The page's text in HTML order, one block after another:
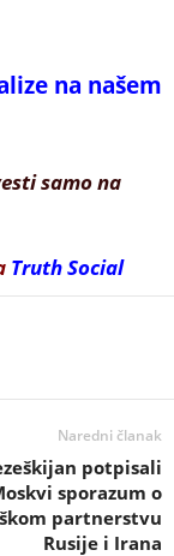
na našem
samo na
Truth Social
Naredni članak
potpisali
sporazum o
partnerstvu
Rusije i Irana